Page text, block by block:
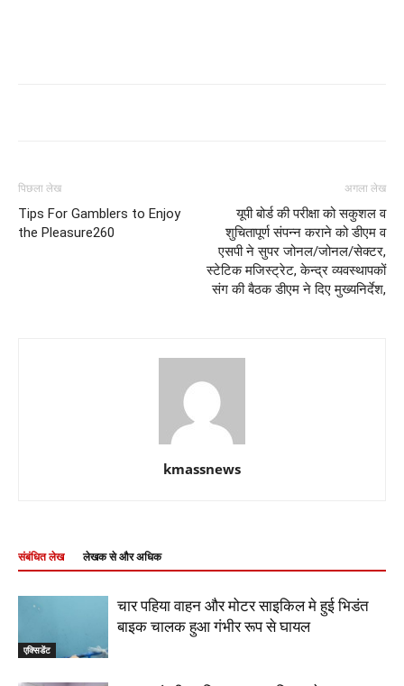
पिछला लेख
Tips For Gamblers to Enjoy
the Pleasure260
अगला लेख
यूपी बोर्ड की परीक्षा को सकुशल व
शुचितापूर्ण संपन्न कराने को डीएम व
एसपी ने सुपर जोनल/जोनल/सेक्टर,
स्टेटिक मजिस्ट्रेट, केन्द्र व्यवस्थापकों
संग की बैठक डीएम ने दिए मुख्यनिर्देश,
kmassnews
संबंधित लेख लेखक से और अधिक
एक्सिडेंट
चार पहिया वाहन और मोटर साइकिल मे हुई भिडंत
बाइक चालक हुआ गंभीर रूप से घायल